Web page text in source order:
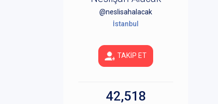
@neslisahalacak
İstanbul
TAKİP ET
42,518